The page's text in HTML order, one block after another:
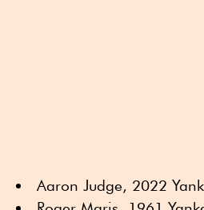
Aaron Judge, 2022